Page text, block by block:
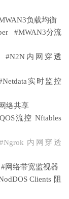
负载均衡
#MWAN3分流
#N2N内网穿透
实时监控
络共享
流控 Nftables
内网穿透
网络带宽监视器
Clients 阻